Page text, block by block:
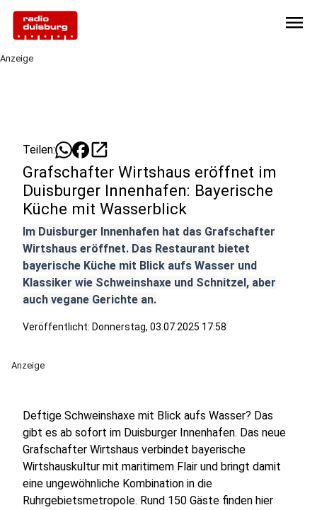
menu
Anzeige
Teilen: open_in_new
Grafschafter Wirtshaus eröffnet im
Duisburger Innenhafen: Bayerische
Küche mit Wasserblick
Im Duisburger Innenhafen hat das Grafschafter
Wirtshaus eröffnet. Das Restaurant bietet
bayerische Küche mit Blick aufs Wasser und
Klassiker wie Schweinshaxe und Schnitzel, aber
auch vegane Gerichte an.
Veröffentlicht: Donnerstag, 03.07.2025 17:58
Anzeige
Deftige Schweinshaxe mit Blick aufs Wasser? Das
gibt es ab sofort im Duisburger Innenhafen. Das neue
Grafschafter Wirtshaus verbindet bayerische
Wirtshauskultur mit maritimem Flair und bringt damit
eine ungewöhnliche Kombination in die
Ruhrgebietsmetropole. Rund 150 Gäste finden hier